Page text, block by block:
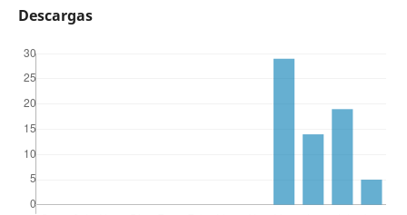
Descargas